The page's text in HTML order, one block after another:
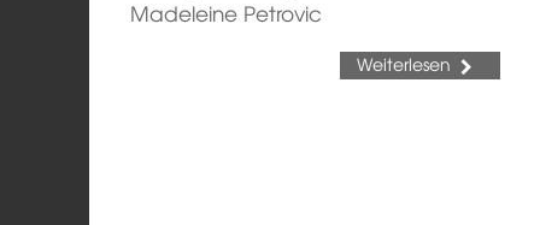
Madeleine Petrovic
Weiterlesen